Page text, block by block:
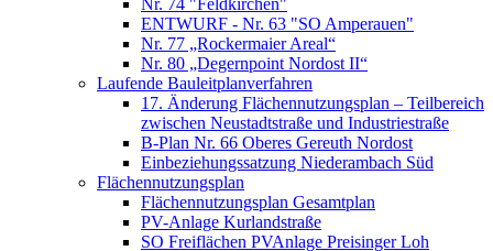
Nr. 74 "Feldkirchen"
ENTWURF - Nr. 63 "SO Amperauen"
Nr. 77 „Rockermaier Areal“
Nr. 80 „Degernpoint Nordost II“
Laufende Bauleitplanverfahren
17. Änderung Flächennutzungsplan – Teilbereich
zwischen Neustadtstraße und Industriestraße
B-Plan Nr. 66 Oberes Gereuth Nordost
Einbeziehungssatzung Niederambach Süd
Flächennutzungsplan
Flächennutzungsplan Gesamtplan
PV-Anlage Kurlandstraße
SO Freiflächen PV­Anlage Preisinger Loh